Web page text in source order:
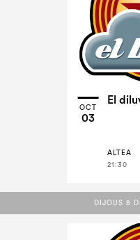
OCT
03
El
ALTEA
21:30
DIJOUS 8
DIJOUS 8